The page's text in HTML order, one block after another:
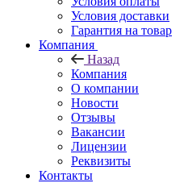
Условия доставки
Гарантия на товар
Компания
Назад
Компания
О компании
Новости
Отзывы
Вакансии
Лицензии
Реквизиты
Контакты